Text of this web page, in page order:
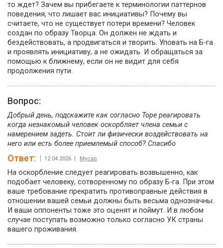
то ждет? Зачем вы прибегаете к терминологии паттернов
поведения, что лишает вас инициативы? Почему вы
считаете, что не существует потери времени? Человек
создан по образу Творца. Он должен не ждать и
бездействовать, а продвигаться и творить. Уповать на Б-га
и проявлять инициативу, а не ожидать. И обращаться за
помощью к ближнему, если он не видит для себя
продолжения пути.
Вопрос:
Добрый день, подскажите как согласно Торе реагировать
когда незнакомый человек оскорбляет члена семьи с
намерением задеть. Стоит ли физически воздействовать на
него или есть более приемлемый способ? Спасибо
Ответ: 12.04.2026 | Мусар
На оскорбление следует реагировать возвышенно, как
подобает человеку, сотворенному по образу Б-га. При этом
ваше требование прекратить противоправные действия в
отношении вашей семьи должны быть весьма однозначны.
И ваши оппоненты тоже это оценят и поймут. И в любом
случае поступать возможно только согласно УК страны
вашего проживания.